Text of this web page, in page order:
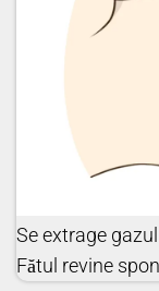
Se extrage
Fătul revine